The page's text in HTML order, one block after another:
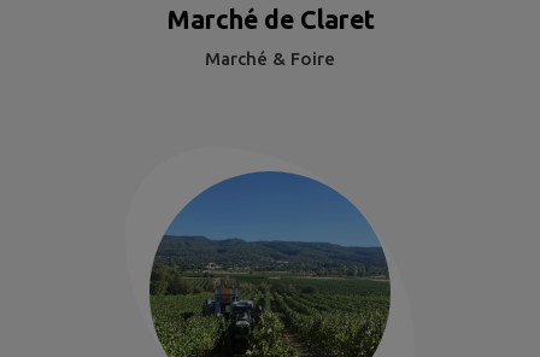
Marché de Claret
Marché & Foire